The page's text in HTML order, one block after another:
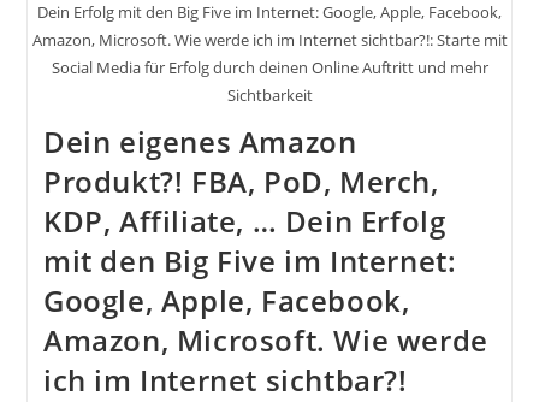
Dein Erfolg mit den Big Five im Internet: Google, Apple, Facebook,
Amazon, Microsoft. Wie werde ich im Internet sichtbar?!: Starte mit
Social Media für Erfolg durch deinen Online Auftritt und mehr
Sichtbarkeit
Dein eigenes Amazon
Produkt?! FBA, PoD, Merch,
KDP, Affiliate, … Dein Erfolg
mit den Big Five im Internet:
Google, Apple, Facebook,
Amazon, Microsoft. Wie werde
ich im Internet sichtbar?!